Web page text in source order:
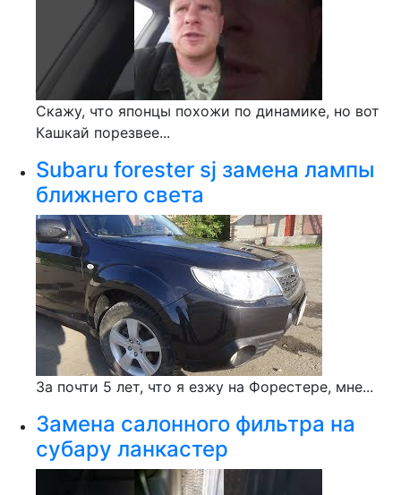
Скажу, что японцы похожи по динамике, но вот
Кашкай порезвее...
Subaru forester sj замена лампы
ближнего света
За почти 5 лет, что я езжу на Форестере, мне...
Замена салонного фильтра на
субару ланкастер